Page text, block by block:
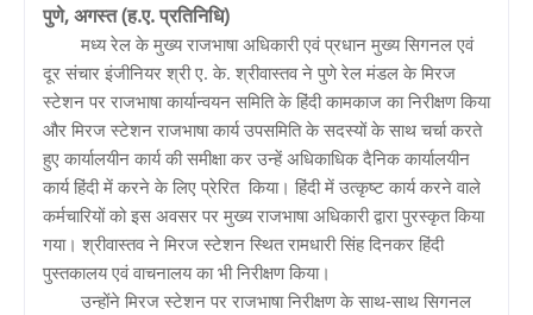
पुणे, अगस्त (ह.ए. प्रतिनिधि)
मध्य रेल के मुख्य राजभाषा अधिकारी एवं प्रधान मुख्य सिगनल एवं
दूर संचार इंजीनियर श्री ए. के. श्रीवास्तव ने पुणे रेल मंडल के मिरज
स्टेशन पर राजभाषा कार्यान्वयन समिति के हिंदी कामकाज का निरीक्षण किया
और मिरज स्टेशन राजभाषा कार्य उपसमिति के सदस्यों के साथ चर्चा करते
हुए कार्यालयीन कार्य की समीक्षा कर उन्हें अधिकाधिक दैनिक कार्यालयीन
कार्य हिंदी में करने के लिए प्रेरित किया। हिंदी में उत्कृष्ट कार्य करने वाले
कर्मचारियों को इस अवसर पर मुख्य राजभाषा अधिकारी द्वारा पुरस्कृत किया
गया। श्रीवास्तव ने मिरज स्टेशन स्थित रामधारी सिंह दिनकर हिंदी
पुस्तकालय एवं वाचनालय का भी निरीक्षण किया।
उन्होंने मिरज स्टेशन पर राजभाषा निरीक्षण के साथ-साथ सिगनल